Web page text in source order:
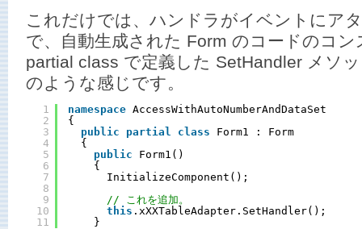
これだけでは、ハンドラがイベントにア
で、自動生成された Form のコードのコ
partial class で定義した SetHandler メソ
のような感じです。
1
2
3
4
5
6
7
8
9
10
11
namespace AccessWithAutoNumberAndDataSet
{
public
partial class
Form1 : Form
{
public
Form1()
{
InitializeComponent();
// これを追加。
this .xXXTableAdapter.SetHandler();
}